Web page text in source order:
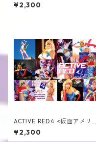
¥2,300
ACTIVE RED4 <仮面アメリカ
コスプレ写真集第4弾>
¥2,300